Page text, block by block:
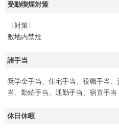
受動喫煙対策
〈対策〉
敷地内禁煙
諸手当
奨学金手当、住宅手当、役職手当
当、勤続手当、通勤手当、宿直手当
休日休暇